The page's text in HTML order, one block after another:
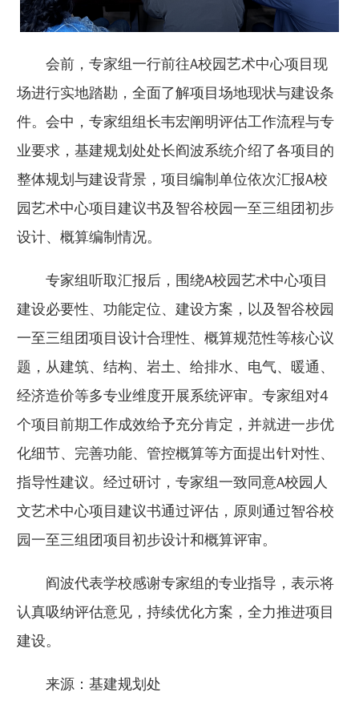
会前，专家组一行前往A校园艺术中心项目现
场进行实地踏勘，全面了解项目场地现状与建设条
件。会中，专家组组长韦宏阐明评估工作流程与专
业要求，基建规划处处长阎波系统介绍了各项目的
整体规划与建设背景，项目编制单位依次汇报A校
园艺术中心项目建议书及智谷校园一至三组团初步
设计、概算编制情况。
专家组听取汇报后，围绕A校园艺术中心项目
建设必要性、功能定位、建设方案，以及智谷校园
一至三组团项目设计合理性、概算规范性等核心议
题，从建筑、结构、岩土、给排水、电气、暖通、
经济造价等多专业维度开展系统评审。专家组对4
个项目前期工作成效给予充分肯定，并就进一步优
化细节、完善功能、管控概算等方面提出针对性、
指导性建议。经过研讨，专家组一致同意A校园人
文艺术中心项目建议书通过评估，原则通过智谷校
园一至三组团项目初步设计和概算评审。
阎波代表学校感谢专家组的专业指导，表示将
认真吸纳评估意见，持续优化方案，全力推进项目
建设。
来源：基建规划处